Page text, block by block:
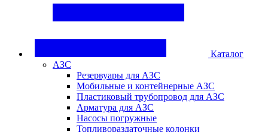
Каталог
АЗС
Резервуары для АЗС
Мобильные и контейнерные АЗС
Пластиковый трубопровод для АЗС
Арматура для АЗС
Насосы погружные
Топливораздаточные колонки